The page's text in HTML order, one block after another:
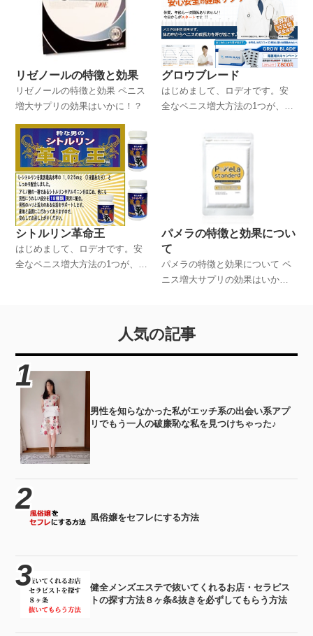
リゼノールの特徴と効果
リゼノールの特徴と効果 ペニス
増大サプリの効果はいかに！？
グロウブレード
はじめまして、ロデオです。安
全なペニス増大方法の1つが、サ
ていますが、このサイトでは僕
の体験談を踏まえながら、ペニ
ス増大サプリについて詳しく解
説していくことにします。
シトルリン革命王
はじめまして、ロデオです。安
全なペニス増大方法の1つが、サ
ス増大サプリについて詳しく解
説していくことにします。
パメラの特徴と効果につい
て
パメラの特徴と効果について ペ
ニス増大サプリの効果はいか
人気の記事
男性を知らなかった私がエッチ系の出会い系アプ
リでもう一人の破廉恥な私を見つけちゃった♪
風俗嬢をセフレにする方法
健全メンズエステで抜いてくれるお店・セラピス
トの探す方法８ヶ条&抜きを必ずしてもらう方法